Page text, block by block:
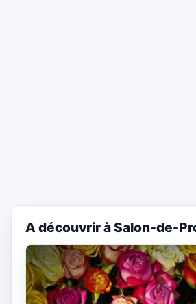
A découvrir à Salon-de-